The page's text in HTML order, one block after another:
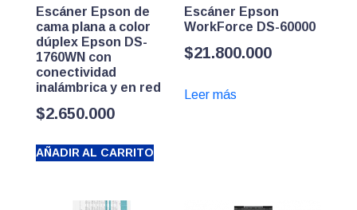
Escáner Epson de
cama plana a color
dúplex Epson DS-
1760WN con
conectividad
inalámbrica y en red
$2.650.000
AÑADIR AL CARRITO
Escáner Epson
WorkForce DS-60000
$21.800.000
Leer más